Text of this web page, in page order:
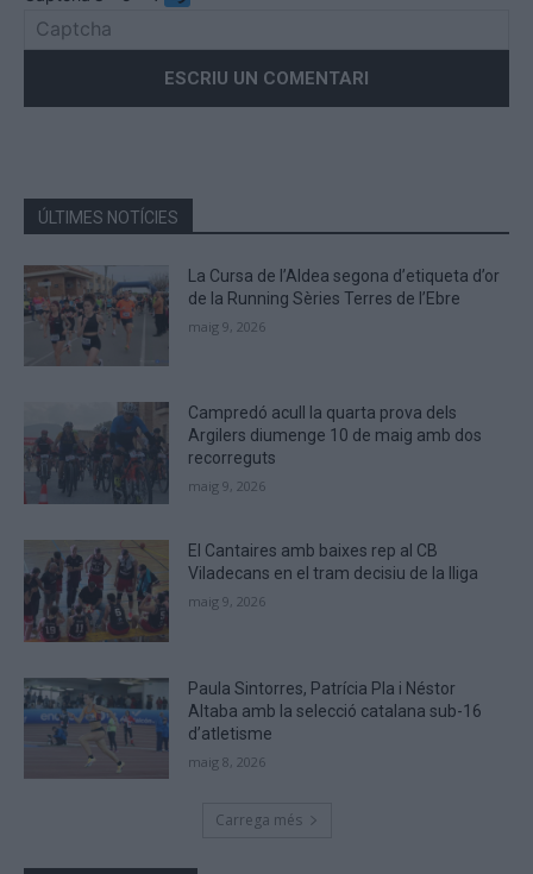
the
the
CAPTCHA
to
verify
that
you
ÚLTIMES NOTÍCIES
La Cursa de l’Aldea segona d’etiqueta d’or
de la Running Sèries Terres de l’Ebre
maig 9, 2026
Campredó acull la quarta prova dels
Argilers diumenge 10 de maig amb dos
recorreguts
maig 9, 2026
El Cantaires amb baixes rep al CB
Viladecans en el tram decisiu de la lliga
maig 9, 2026
Paula Sintorres, Patrícia Pla i Néstor
Altaba amb la selecció catalana sub-16
d’atletisme
maig 8, 2026
Carrega més